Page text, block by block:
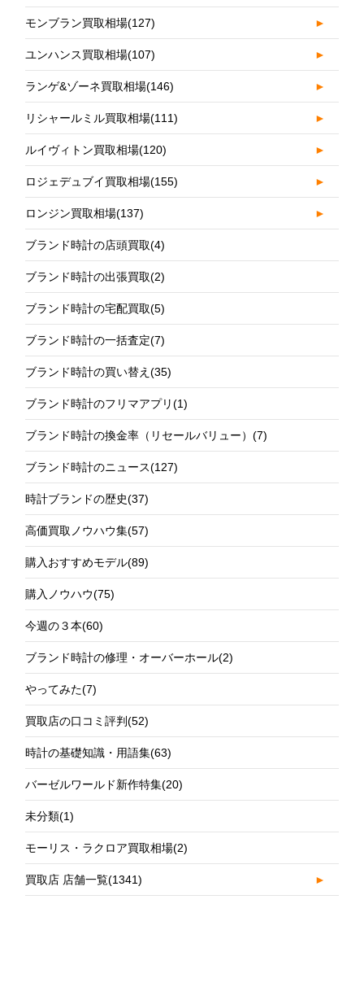
モンブラン買取相場(127) ►
ユンハンス買取相場(107) ►
ランゲ&ゾーネ買取相場(146) ►
リシャールミル買取相場(111) ►
ルイヴィトン買取相場(120) ►
ロジェデュブイ買取相場(155) ►
ロンジン買取相場(137) ►
ブランド時計の店頭買取(4)
ブランド時計の出張買取(2)
ブランド時計の宅配買取(5)
ブランド時計の一括査定(7)
ブランド時計の買い替え(35)
ブランド時計のフリマアプリ(1)
ブランド時計の換金率（リセールバリュー）(7)
ブランド時計のニュース(127)
時計ブランドの歴史(37)
高価買取ノウハウ集(57)
購入おすすめモデル(89)
購入ノウハウ(75)
今週の３本(60)
ブランド時計の修理・オーバーホール(2)
やってみた(7)
買取店の口コミ評判(52)
時計の基礎知識・用語集(63)
バーゼルワールド新作特集(20)
未分類(1)
モーリス・ラクロア買取相場(2)
買取店 店舗一覧(1341) ►